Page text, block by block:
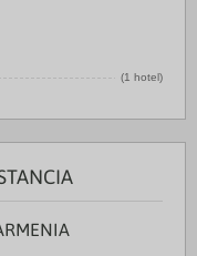
(1 hotel)